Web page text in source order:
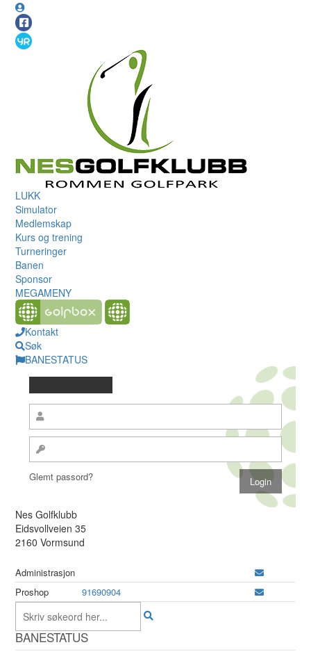
LUKK
Simulator
Medlemskap
Kurs og trening
Turneringer
Banen
Sponsor
MEGAMENY
Kontakt
Søk
BANESTATUS
Glemt passord?
Nes Golfklubb
Eidsvollveien 35
2160 Vormsund
Administrasjon
Proshop
91690904
BANESTATUS